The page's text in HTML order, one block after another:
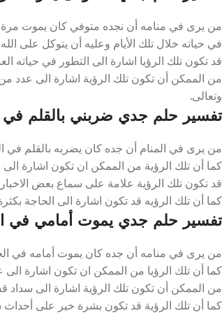
من يرى في منامه أن نجده متوفي كان يموت
في حياته خلال تلك الأيام وعليه أن يتوكل على
قد تكون تلك الرؤيا اشارة الى التطور في حياته
من الممكن أن تكون تلك الرؤية اشارة الى عدد من
وتعالى.
تفسير حلم جدي ضربني بالقلم في
من يرى في المنام أن جده كان يضربه بالقلم في
كما أن تلك الرؤية من الممكن ان تكون اشارة الى
قد تكون تلك الرؤية علامة على سماع بعض الاخبار
كما أن تلك الرؤيه قد تكون اشارة الى الحاجة
تفسير حلم جدي يموت أمامي في
من يرى في منامه أن جده كان يموت أمامه في
كما أن تلك الرؤيا من الممكن ان تكون اشارة الى
من الممكن أن تكون تلك الرؤية اشارة الى سداد
كما أن تلك الرؤية قد تكون بشرة خير على أحداث